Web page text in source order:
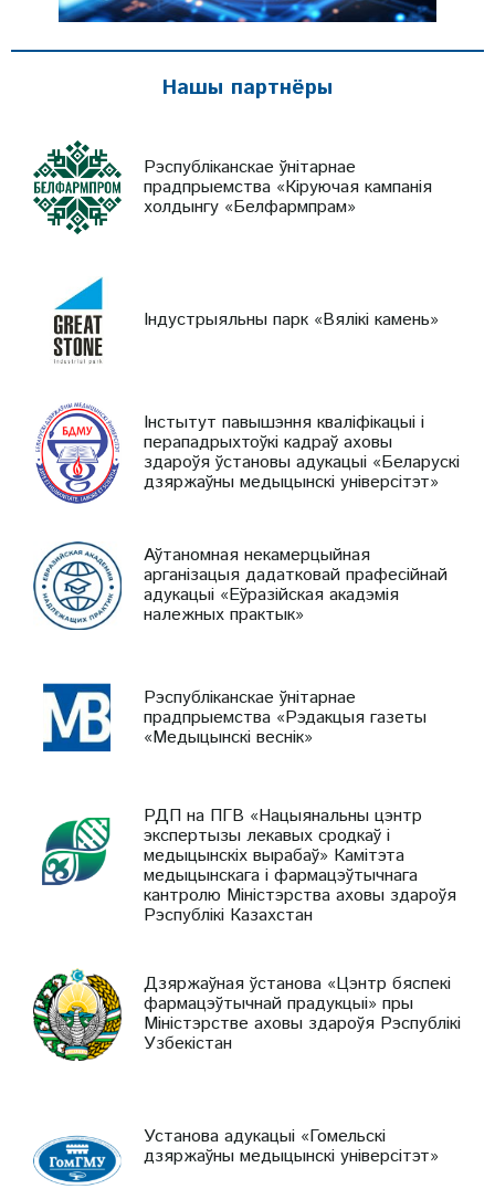
Нашы партнёры
Рэспубліканскае ўнітарнае
прадпрыемства «Кіруючая кампанія
холдынгу «Белфармпрам»
Індустрыяльны парк «Вялікі камень»
Інстытут павышэння кваліфікацыі і
перападрыхтоўкі кадраў аховы
здароўя ўстановы адукацыі «Беларускі
дзяржаўны медыцынскі універсітэт»
Аўтаномная некамерцыйная
арганізацыя дадатковай прафесійнай
адукацыі «Еўразійская акадэмія
належных практык»
Рэспубліканскае ўнітарнае
прадпрыемства «Рэдакцыя газеты
«Медыцынскі веснік»
РДП на ПГВ «Нацыянальны цэнтр
экспертызы лекавых сродкаў і
медыцынскіх вырабаў» Камітэта
медыцынскага і фармацэўтычнага
кантролю Міністэрства аховы здароўя
Рэспублікі Казахстан
Дзяржаўная ўстанова «Цэнтр бяспекі
фармацэўтычнай прадукцыі» пры
Міністэрстве аховы здароўя Рэспублікі
Узбекістан
Установа адукацыі «Гомельскі
дзяржаўны медыцынскі універсітэт»